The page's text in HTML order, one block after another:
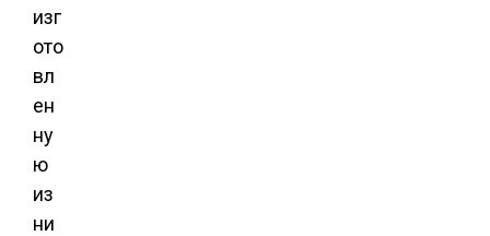
изг
ото
вл
ен
ну
ю
из
ни